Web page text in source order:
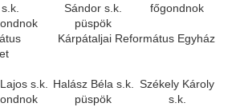
s.k.
Sándor s.k.
püspök
főgondnok
Kárpátaljai Református Egyház
s.k.
Halász Béla s.k.
püspök
Székely Károly
s.k.